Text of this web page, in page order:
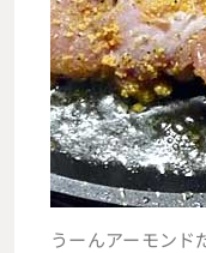
うーんアーモンド